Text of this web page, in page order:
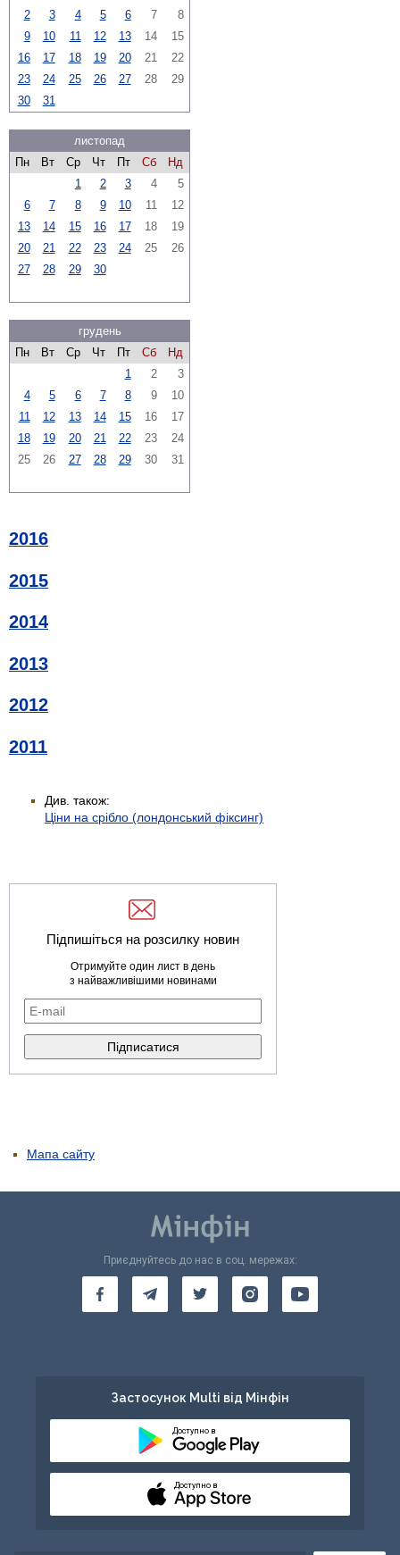
2 3 4 5 6 7
8
9
10 11 12 13 14
15
16
17 18 19 20 21
22
23
24 25 26 27 28
29
30
31
листопад
Пн
Вт Ср Чт Пт Сб
Нд
1
2 3 4
5
6
7 8 9 10 11
12
13
14 15 16 17 18
19
20
21 22 23 24 25
26
27
28 29 30
грудень
Пн
Вт Ср Чт Пт Сб
Нд
1
2
3
4
5 6 7 8 9
10
11
12 13 14 15 16
17
18
19 20 21 22 23
24
25
26 27 28 29 30 31
2016
2015
2014
2013
2012
2011
Див. також:
Ціни на срібло (лондонський фіксинг)
Підпишіться на розсилку новин
Отримуйте один лист в день
з найважливішими новинами
Мапа сайту
Приєднуйтесь до нас в соц. мережах:
Застосунок Multi від Мінфін
Доступно в
Доступно в